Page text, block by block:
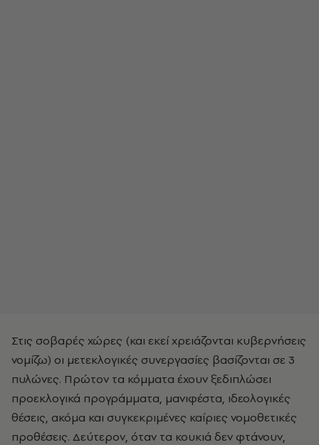
Στις σοβαρές χώρες (και εκεί χρειάζονται κυβερνήσεις
νομίζω) οι μετεκλογικές συνεργασίες βασίζονται σε 3
πυλώνες. Πρώτον τα κόμματα έχουν ξεδιπλώσει
προεκλογικά προγράμματα, μανιφέστα, ιδεολογικές
θέσεις, ακόμα και συγκεκριμένες καίριες νομοθετικές
προθέσεις. Δεύτερον, όταν τα κουκιά δεν φτάνουν,